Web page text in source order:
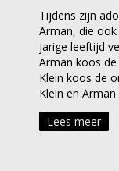
Tijdens zijn
Arman, die
jarige leeftijd
Arman koos
Klein koos de
Klein en
bij elkaar,
De twee
Lees meer